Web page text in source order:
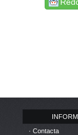
· Contacta